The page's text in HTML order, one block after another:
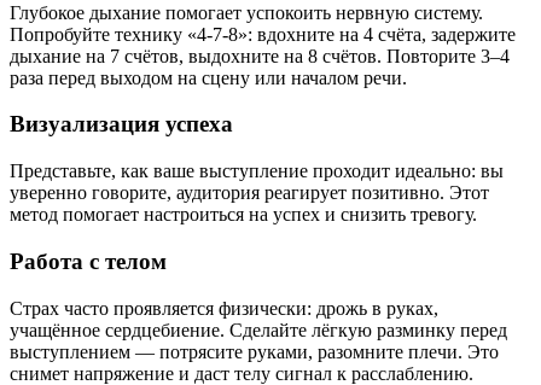
Глубокое дыхание помогает успокоить нервную систему.
Попробуйте технику «4-7-8»: вдохните на 4 счёта, задержите
дыхание на 7 счётов, выдохните на 8 счётов. Повторите 3–4
раза перед выходом на сцену или началом речи.
Визуализация успеха
Представьте, как ваше выступление проходит идеально: вы
уверенно говорите, аудитория реагирует позитивно. Этот
метод помогает настроиться на успех и снизить тревогу.
Работа с телом
Страх часто проявляется физически: дрожь в руках,
учащённое сердцебиение. Сделайте лёгкую разминку перед
выступлением — потрясите руками, разомните плечи. Это
снимет напряжение и даст телу сигнал к расслаблению.